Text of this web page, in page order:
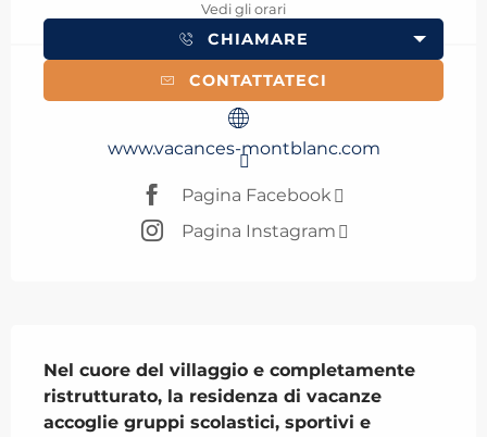
Vedi gli orari
CHIAMARE
CONTATTATECI
www.vacances-montblanc.com
Pagina Facebook
Pagina Instagram
Nel cuore del villaggio e completamente
ristrutturato, la residenza di vacanze
accoglie gruppi scolastici, sportivi e